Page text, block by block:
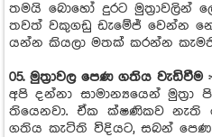
තමයි බොහෝ දුරට මුත්‍රාවලින්
තවත් වකුගඩු ඩැමේජ් වෙන්න
යන්න කියලා මතක් කරන්න
05. මුත්‍රාවල පෙණ ගතිය වැඩිවීම
අපි දන්නා සාමාන්‍යයෙන්
තියෙනවා. ඒක ⁣ක්ෂණිකව නැති
ගතිය කැටිති විදියට, සබන්